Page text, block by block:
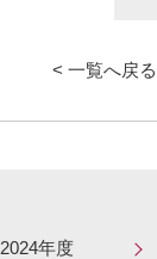
< 一覧へ戻る
2024年度